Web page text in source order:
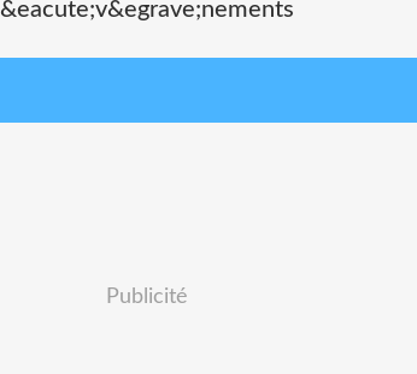
&eacute;v&egrave;nements
Publicité